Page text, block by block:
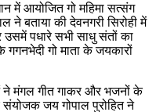
में आयोजित गो महिमा सत्संग
ने बताया की देवनगरी सिरोही में
उसमें पधारे सभी साधु संतों का
गगनभेदी गो माता के जयकारों
ने मंगल गीत गाकर और भजनों के
संयोजक जय गोपाल पुरोहित ने